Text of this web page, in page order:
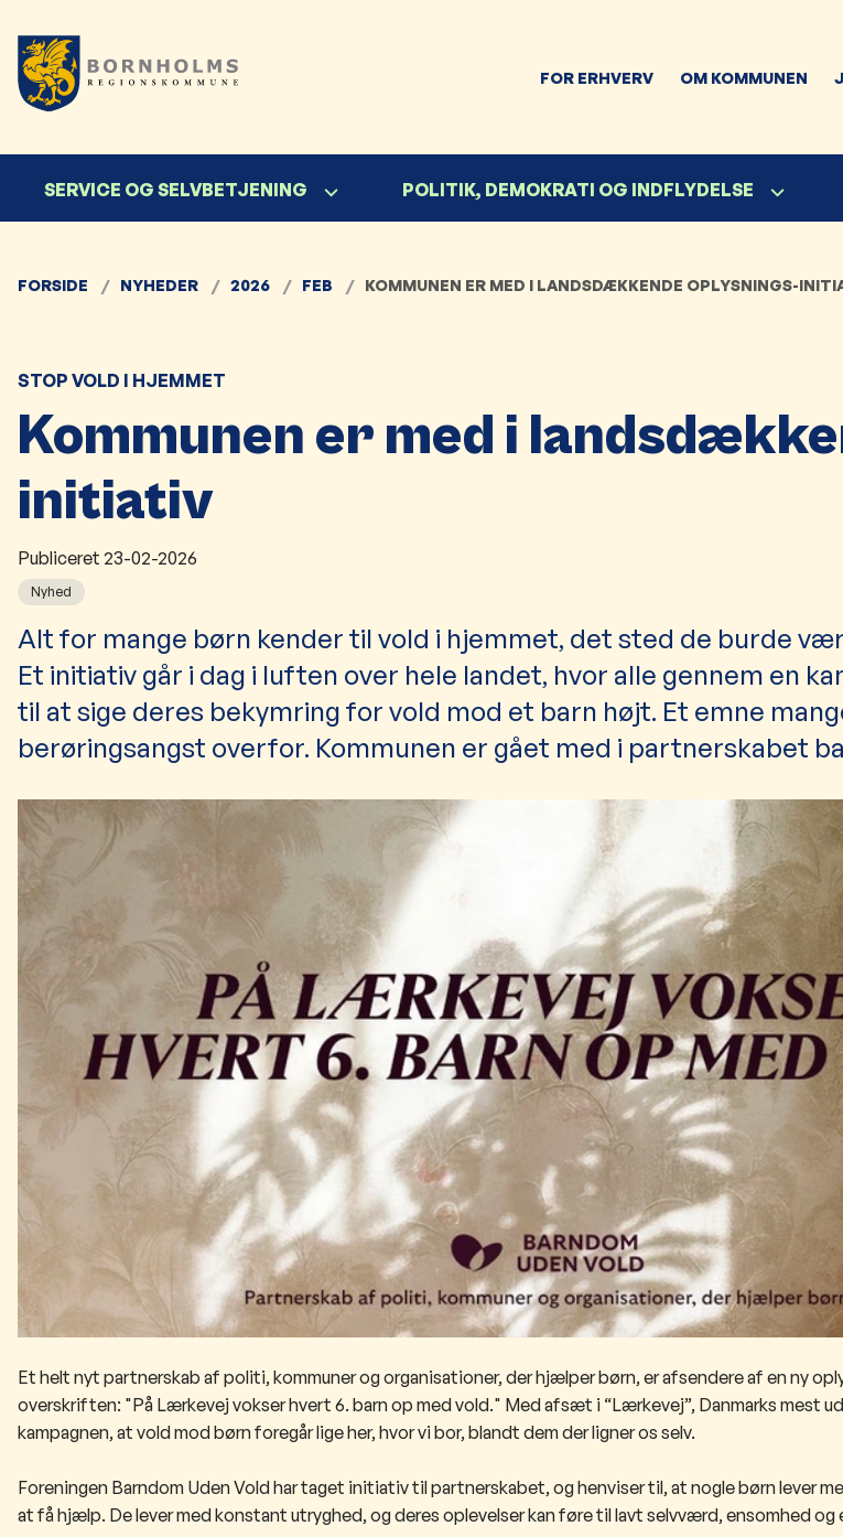
FOR ERHVERV OM KOMMUNEN
SERVICE OG SELVBETJENING POLITIK, DEMOKRATI OG INDFLYDELSE
FORSIDE NYHEDER 2026 FEB KOMMUNEN ER MED I LANDSDÆKKENDE OPLYSNINGS-
STOP VOLD I HJEMMET
Kommunen er med i
initiativ
Publiceret 23-02-2026
Nyhed
Alt for mange børn kender til vold i hjemmet, det sted de burde
Et initiativ går i dag i luften over hele landet, hvor alle gennem en
til at sige deres bekymring for vold mod et barn højt. Et emne
berøringsangst overfor. Kommunen er gået med i partnerskabet
Et helt nyt partnerskab af politi, kommuner og organisationer, der hjælper børn, er afsendere af en ny
overskriften: "På Lærkevej vokser hvert 6. barn op med vold." Med afsæt i “Lærkevej”, Danmarks mest
kampagnen, at vold mod børn foregår lige her, hvor vi bor, blandt dem der ligner os selv.
Foreningen Barndom Uden Vold har taget initiativ til partnerskabet, og henviser til, at nogle børn lever
at få hjælp. De lever med konstant utryghed, og deres oplevelser kan føre til lavt selvværd, ensomhed og